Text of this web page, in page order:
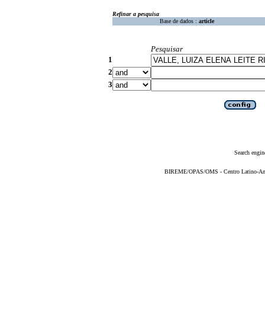
Refinar a pesquisa
Base de dados : article
Pesquisar
1
2
3
Search
BIREME/OPAS/OMS - Centro Latino-